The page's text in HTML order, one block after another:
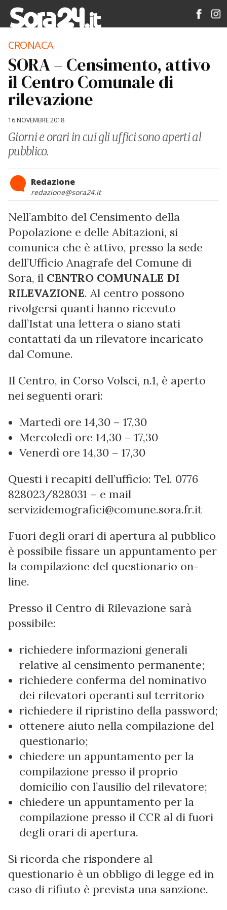
CRONACA
SORA – Censimento, attivo
il Centro Comunale di
rilevazione
16 NOVEMBRE 2018
Giorni e orari in cui gli uffici sono aperti al
pubblico.
Redazione
redazione@sora24.it
Nell’ambito del Censimento della
Popolazione e delle Abitazioni, si
comunica che è attivo, presso la sede
dell’Ufficio Anagrafe del Comune di
Sora, il CENTRO COMUNALE DI
RILEVAZIONE. Al centro possono
rivolgersi quanti hanno ricevuto
dall’Istat una lettera o siano stati
contattati da un rilevatore incaricato
dal Comune.
Il Centro, in Corso Volsci, n.1, è aperto
nei seguenti orari:
Martedì ore 14,30 – 17,30
Mercoledì ore 14,30 – 17,30
Venerdì ore 14,30 – 17,30
Questi i recapiti dell’ufficio: Tel. 0776
828023/828031 – e mail
servizidemografici@comune.sora.fr.it
Fuori degli orari di apertura al pubblico
è possibile fissare un appuntamento per
la compilazione del questionario on-
line.
Presso il Centro di Rilevazione sarà
possibile:
richiedere informazioni generali
relative al censimento permanente;
richiedere conferma del nominativo
dei rilevatori operanti sul territorio
richiedere il ripristino della password;
ottenere aiuto nella compilazione del
questionario;
chiedere un appuntamento per la
compilazione presso il proprio
domicilio con l’ausilio del rilevatore;
chiedere un appuntamento per la
compilazione presso il CCR al di fuori
degli orari di apertura.
Si ricorda che rispondere al
questionario è un obbligo di legge ed in
caso di rifiuto è prevista una sanzione.